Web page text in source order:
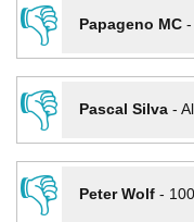
👎
Papageno MC-
👎
Pascal Silva-
👎
Peter Wolf-